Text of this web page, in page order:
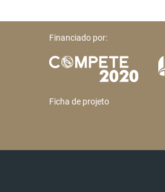
Financiado por:
Ficha de projeto